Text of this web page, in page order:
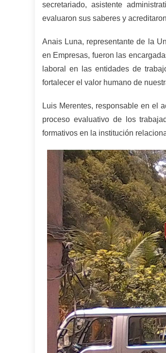
secretariado, asistente
evaluaron sus saberes y
Anais Luna, representante de la
en Empresas, fueron las
laboral en las entidades de
fortalecer el valor humano de
Luis Merentes, responsable en el
proceso evaluativo de los
formativos en la institución